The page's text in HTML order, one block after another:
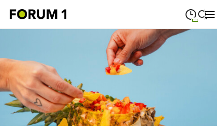
Suche schließen
09:00
Dienstag
DIENSTAG
Mittwoch
MITTWOCH
Donnerstag
DONNERSTAG 09:00